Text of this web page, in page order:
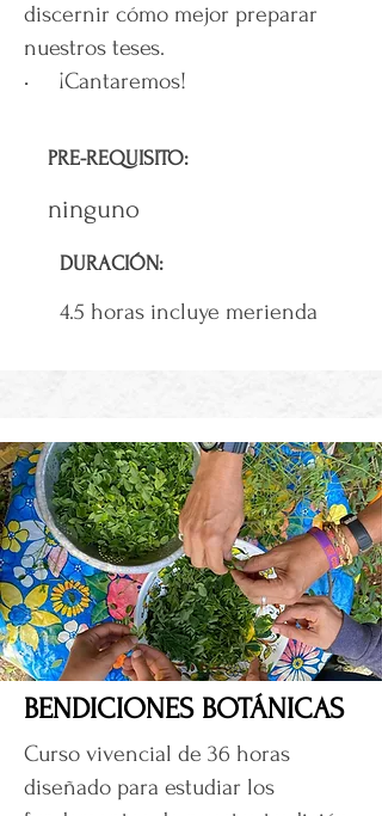
discernir cómo mejor preparar
nuestros teses.
• ¡Cantaremos!
PRE-REQUISITO:
ninguno
DURACIÓN:
4.5 horas incluye merienda
BENDICIONES BOTÁNICAS
Curso vivencial de 36 horas
diseñado para estudiar los